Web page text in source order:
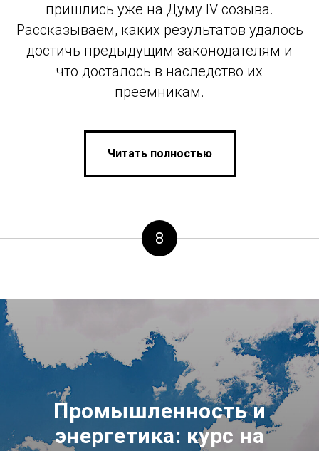
пришлись уже на Думу IV созыва.
Рассказываем, каких результатов удалось
достичь предыдущим законодателям и
что досталось в наследство их
преемникам.
Читать полностью
8
Промышленность и
энергетика: курс на